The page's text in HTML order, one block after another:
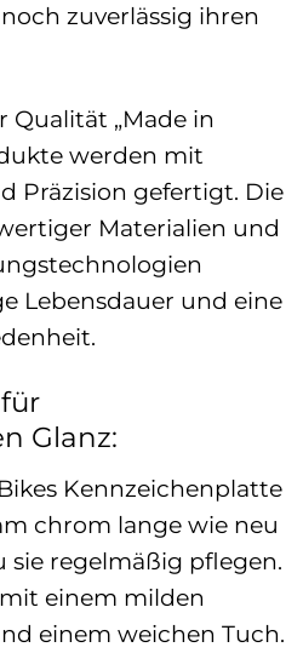
zuverlässig ihren
Qualität „Made in
werden mit
Präzision gefertigt. Die
Materialien und
Lebensdauer und eine
Glanz:
Kennzeichenplatte
chrom lange wie neu
sie regelmäßig pflegen.
einem milden
einem weichen Tuch.